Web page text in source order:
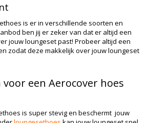
is er in verschillende soorten en
ben jij er zeker van dat er altijd een
jouw loungeset past! Probeer altijd een
zodat deze makkelijk over jouw loungeset
een Aerocover hoes
is super stevig en beschermt jouw